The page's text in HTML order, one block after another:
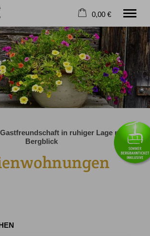
0,00 €
×
Warenkorb ist leer
in ruhiger Lage mit
Bergblick